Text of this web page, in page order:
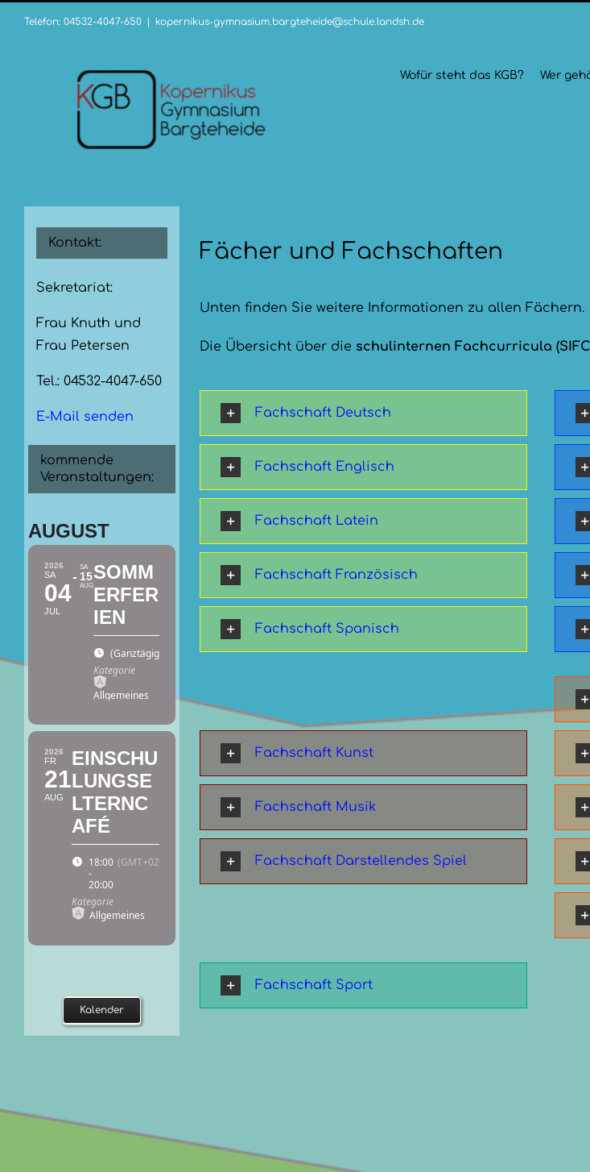
Telefon: 04532-4047-650 kopernikus-gymnasium.bargteheide@schule.landsh.de
Wofür steht das KGB? Wer
Fächer und Fachschaften
Unten finden Sie weitere Informationen zu allen Fächern.
Die Übersicht über die schulinternen Fachcurricula
Fachschaft Deutsch
Fachschaft Englisch
Fachschaft Latein
Fachschaft Französisch
Fachschaft Spanisch
Fachschaft Kunst
Fachschaft Musik
Fachschaft Darstellendes Spiel
Fachschaft Sport
Kontakt:
Sekretariat:
Frau Knuth und
Frau Petersen
Tel.: 04532-4047-650
E-Mail senden
kommende
Veranstaltungen:
AUGUST
2026
SA
04
JUL
SA
15
AUG
SOMM
ERFER
IEN
(Ganztägig)
(GMT+02:00)
Kategorie
Allgemeines
2026
FR
21
AUG
EINSCHU
LUNGSE
LTERNC
AFÉ
18:00
-
20:00
(GMT+02:00)
Kategorie
Allgemeines
Kalender